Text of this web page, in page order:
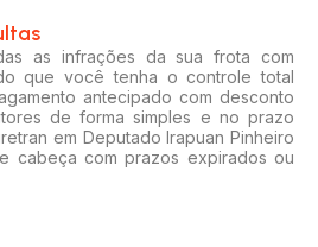
as infrações da sua frota com
que você tenha o controle total
antecipado com desconto
de forma simples e no prazo
em Deputado Irapuan Pinheiro
cabeça com prazos expirados ou